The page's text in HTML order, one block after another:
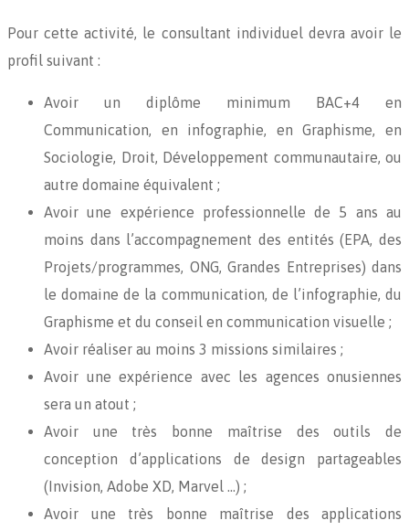
Pour cette activité, le consultant individuel devra avoir le
profil suivant :
Avoir un diplôme minimum BAC+4 en
Communication, en infographie, en Graphisme, en
Sociologie, Droit, Développement communautaire, ou
autre domaine équivalent ;
Avoir une expérience professionnelle de 5 ans au
moins dans l’accompagnement des entités (EPA, des
Projets/programmes, ONG, Grandes Entreprises) dans
le domaine de la communication, de l’infographie, du
Graphisme et du conseil en communication visuelle ;
Avoir réaliser au moins 3 missions similaires ;
Avoir une expérience avec les agences onusiennes
sera un atout ;
Avoir une très bonne maîtrise des outils de
conception d’applications de design partageables
(Invision, Adobe XD, Marvel …) ;
Avoir une très bonne maîtrise des applications